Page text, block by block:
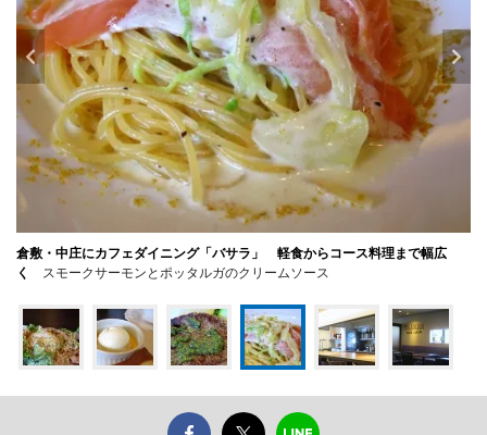
倉敷・中庄にカフェダイニング「バサラ」 軽食からコース料理まで幅広
く
スモークサーモンとポッタルガのクリームソース